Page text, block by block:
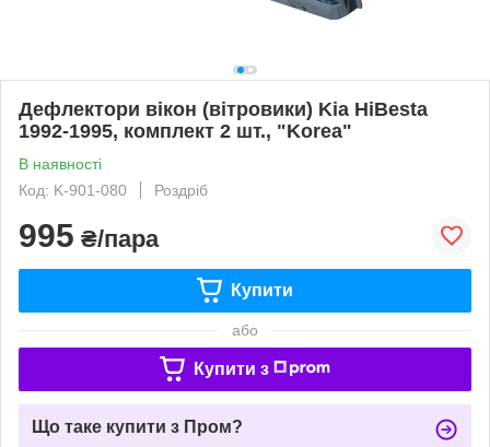
Дефлектори вікон (вітровики) Kia HiBesta
1992-1995, комплект 2 шт., "Korea"
В наявності
Код: K-901-080
Роздріб
995 ₴/пара
Купити
або
Купити з
Що таке купити з Пром?